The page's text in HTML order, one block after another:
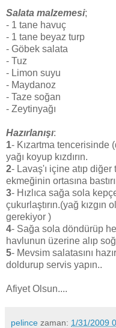
Salata malzemesi;
- 1 tane havuç
- 1 tane beyaz turp
- Göbek salata
- Tuz
- Limon suyu
- Maydanoz
- Taze soğan
- Zeytinyağı
Hazırlanışı:
1- Kızartma tencerisinde
yağı koyup kızdırın.
2- Lavaş'ı içine atıp
ekmeğinin ortasına
3- Hızlıca sağa sola
çukurlaştırın.(yağ kızgın
gerekiyor )
4- Sağa sola döndürüp
havlunun üzerine alıp
5- Mevsim salatasını
doldurup servis yapın..
Afiyet Olsun....
pelince zaman: 1/31/2009